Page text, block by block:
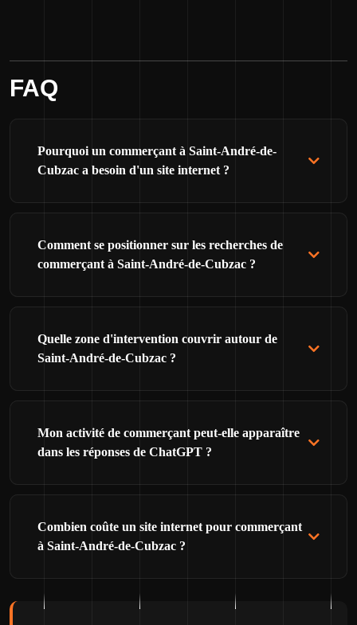
FAQ
Pourquoi un commerçant à Saint-André-de-
Cubzac a besoin d'un site internet ?
Comment se positionner sur les recherches de
commerçant à Saint-André-de-Cubzac ?
Quelle zone d'intervention couvrir autour de
Saint-André-de-Cubzac ?
Mon activité de commerçant peut-elle apparaître
dans les réponses de ChatGPT ?
Combien coûte un site internet pour commerçant
à Saint-André-de-Cubzac ?